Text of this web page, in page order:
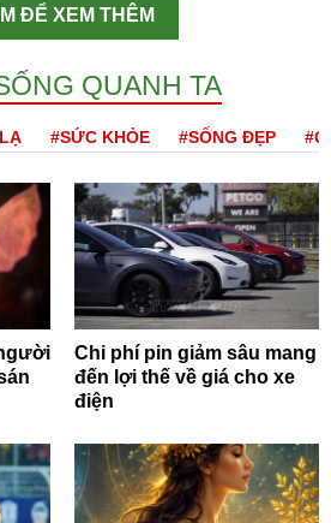
ĐỂ XEM THÊM
QUANH TA
#SỨC KHỎE #SỐNG ĐẸP
Chi phí pin giảm sâu mang
đến lợi thế về giá cho xe
điện